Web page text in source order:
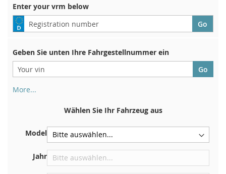
Enter your vrm below
Geben Sie unten Ihre Fahrgestellnummer ein
More...
Zulassungsbescheinigung. Und auch im Auto
Auf der Bodenplatte für den rechten Vordersitz
Zentrieren Sie es an der Trennwand unter der Haube
Direkt im Motorraum
Wählen Sie Ihr Fahrzeug aus
Model
Jahr